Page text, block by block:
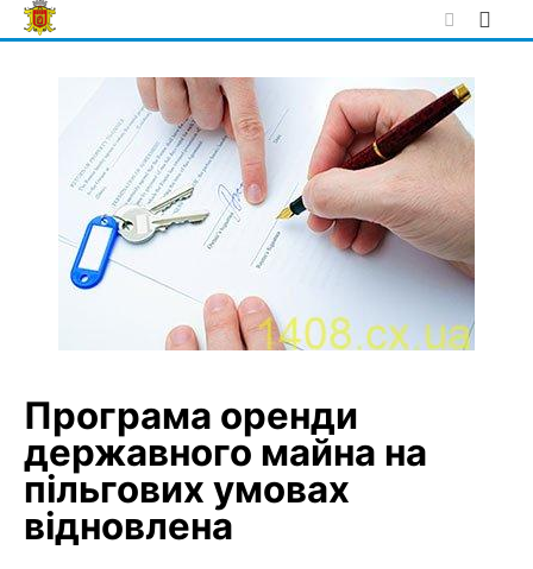
Skip
to
Програма оренди
державного майна на
пільгових умовах
відновлена